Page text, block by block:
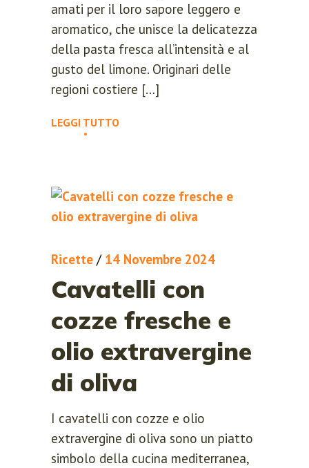
amati per il loro sapore leggero e
aromatico, che unisce la delicatezza
della pasta fresca all’intensità e al
gusto del limone. Originari delle
regioni costiere […]
LEGGI TUTTO
Ricette / 14 Novembre 2024
Cavatelli con
cozze fresche e
olio extravergine
di oliva
I cavatelli con cozze e olio
extravergine di oliva sono un piatto
simbolo della cucina mediterranea,